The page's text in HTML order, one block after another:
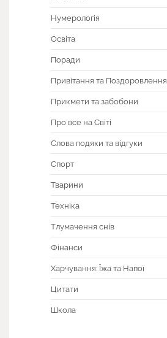
Нумерологія
Освіта
Поради
Привітання та Поздоровлення
Прикмети та забобони
Про все на Світі
Слова подяки та відгуки
Спорт
Тварини
Техніка
Тлумачення снів
Фінанси
Харчування: Їжа та Напої
Цитати
Школа